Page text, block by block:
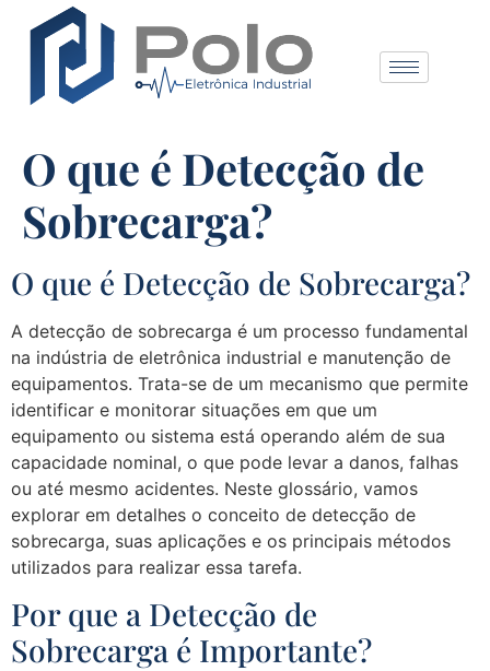
O que é Detecção de
Sobrecarga?
O que é Detecção de Sobrecarga?
A detecção de sobrecarga é um processo fundamental
na indústria de eletrônica industrial e manutenção de
equipamentos. Trata-se de um mecanismo que permite
identificar e monitorar situações em que um
equipamento ou sistema está operando além de sua
capacidade nominal, o que pode levar a danos, falhas
ou até mesmo acidentes. Neste glossário, vamos
explorar em detalhes o conceito de detecção de
sobrecarga, suas aplicações e os principais métodos
utilizados para realizar essa tarefa.
Por que a Detecção de
Sobrecarga é Importante?